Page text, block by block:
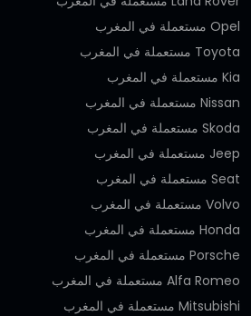
Opel مستعملة في المغرب
Toyota مستعملة في المغرب
Kia مستعملة في المغرب
Nissan مستعملة في المغرب
Skoda مستعملة في المغرب
Jeep مستعملة في المغرب
Seat مستعملة في المغرب
Volvo مستعملة في المغرب
Honda مستعملة في المغرب
Porsche مستعملة في المغرب
Alfa Romeo مستعملة في المغرب
Mitsubishi مستعملة في المغرب